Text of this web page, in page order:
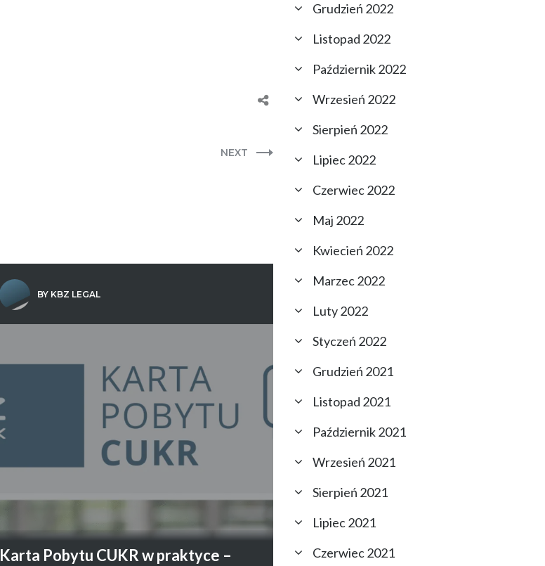
NEXT
BY KBZ LEGAL
Karta Pobytu CUKR w praktyce –
Grudzień 2022
Listopad 2022
Październik 2022
Wrzesień 2022
Sierpień 2022
Lipiec 2022
Czerwiec 2022
Maj 2022
Kwiecień 2022
Marzec 2022
Luty 2022
Styczeń 2022
Grudzień 2021
Listopad 2021
Październik 2021
Wrzesień 2021
Sierpień 2021
Lipiec 2021
Czerwiec 2021